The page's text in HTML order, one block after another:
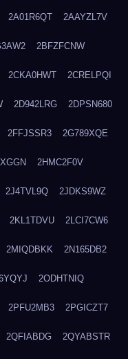
2A01R6QT 2AAYZL7V
2BFZFCNW
2CKA0HWT 2CRELPQI
2D942LRG 2DPSN680
2FFJSSR3 2G789XQE
2HMC2F0V
2J4TVL9Q 2JDKS9WZ
2KL1TDVU 2LCI7CW6
2MIQDBKK 2N165DB2
2ODHTNIQ
2PFU2MB3 2PGICZT7
2QFIABDG 2QYABSTR